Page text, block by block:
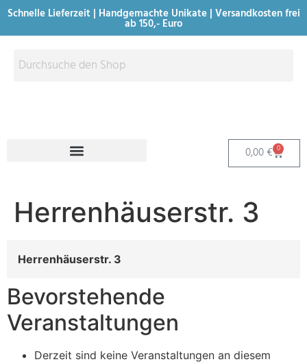
Schnelle Lieferzeit | Handgemachte Unikate | Versandkosten frei
ab 150,- Euro
0,00 € 0
Herrenhäuserstr. 3
Herrenhäuserstr. 3
Bevorstehende
Veranstaltungen
Derzeit sind keine Veranstaltungen an diesem